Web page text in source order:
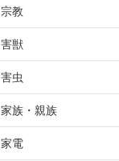
宗教
害獣
害虫
家族・親族
家電